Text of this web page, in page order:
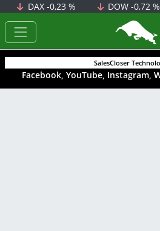
DAX -0,23 % DOW-0,72 %
SalesCloser
Facebook, YouTube, Instagram,